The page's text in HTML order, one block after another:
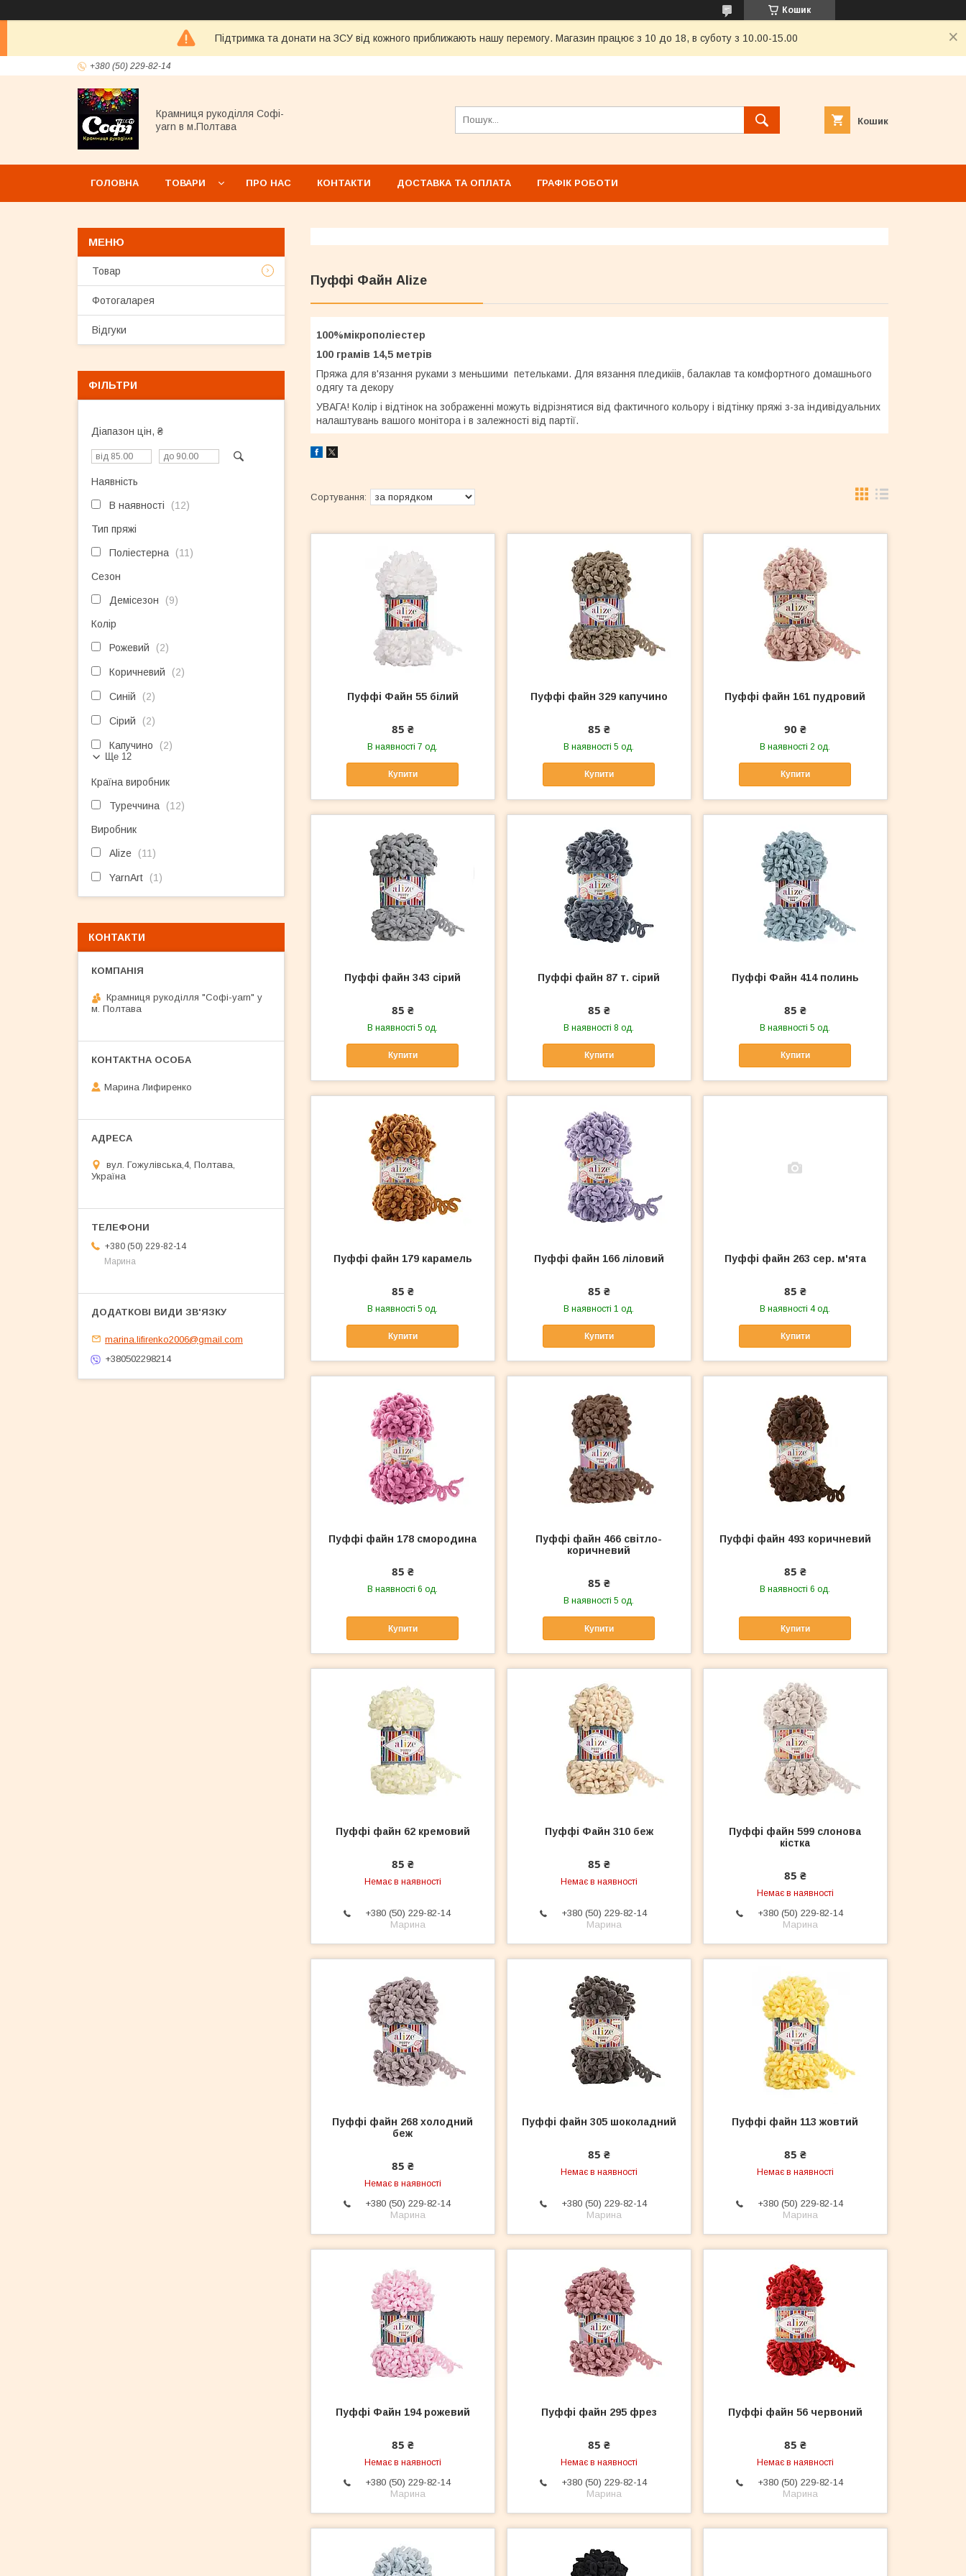
Кошик
Підтримка та донати на ЗСУ від кожного приближають нашу перемогу. Магазин працює з 10 до 18, в суботу з 10.00-15.00
+380 (50) 229-82-14
Крамниця рукоділля Софі-
yarn в м.Полтава
Кошик
ГОЛОВНА ТОВАРИ ПРО НАС КОНТАКТИ ДОСТАВКА ТА ОПЛАТА ГРАФІК РОБОТИ
Пуффі Файн Alize
100%мікрополіестер
100 грамів 14,5 метрів
Пряжа для в'язання руками з меньшими петельками. Для вязання пледикіів, балаклав та комфортного домашнього
одягу та декору
УВАГА! Колір і відтінок на зображенні можуть відрізнятися від фактичного кольору і відтінку пряжі з-за індивідуальних
налаштувань вашого монітора і в залежності від партії.
Пуффі Файн 55 білий
85 ₴
В наявності 7 од.
Купити
Пуффі файн 329 капучино
85 ₴
В наявності 5 од.
Купити
Пуффі файн 161 пудровий
90 ₴
В наявності 2 од.
Купити
Пуффі файн 343 сірий
85 ₴
В наявності 5 од.
Купити
Пуффі файн 87 т. сірий
85 ₴
В наявності 8 од.
Купити
Пуффі Файн 414 полинь
85 ₴
В наявності 5 од.
Купити
Пуффі файн 179 карамель
85 ₴
В наявності 5 од.
Купити
Пуффі файн 166 ліловий
85 ₴
В наявності 1 од.
Купити
Пуффі файн 263 сер. м'ята
85 ₴
В наявності 4 од.
Купити
Пуффі файн 178 смородина
85 ₴
В наявності 6 од.
Купити
Пуффі файн 466 світло-
коричневий
85 ₴
В наявності 5 од.
Купити
Пуффі файн 493 коричневий
85 ₴
В наявності 6 од.
Купити
Пуффі файн 62 кремовий
85 ₴
Немає в наявності
+380 (50) 229-82-14
Марина
Пуффі Файн 310 беж
85 ₴
Немає в наявності
+380 (50) 229-82-14
Марина
Пуффі файн 599 слонова
кістка
85 ₴
Немає в наявності
+380 (50) 229-82-14
Марина
Пуффі файн 268 холодний
беж
85 ₴
Немає в наявності
+380 (50) 229-82-14
Марина
Пуффі файн 305 шоколадний
85 ₴
Немає в наявності
+380 (50) 229-82-14
Марина
Пуффі файн 113 жовтий
85 ₴
Немає в наявності
+380 (50) 229-82-14
Марина
Пуффі Файн 194 рожевий
85 ₴
Немає в наявності
+380 (50) 229-82-14
Марина
Пуффі файн 295 фрез
85 ₴
Немає в наявності
+380 (50) 229-82-14
Марина
Пуффі файн 56 червоний
85 ₴
Немає в наявності
+380 (50) 229-82-14
Марина
Товар
Фотогаларея
Відгуки
ФІЛЬТРИ
Діапазон цін, ₴
Наявність
В наявності 12
Тип пряжі
Поліестерна 11
Сезон
Демісезон 9
Колір
Рожевий 2
Коричневий 2
Синій 2
Сірий 2
Капучино 2
Ще 12
Країна виробник
Туреччина 12
Виробник
Alize 11
YarnArt 1
КОНТАКТИ
Крамниця рукоділля "Софі-yarn" у
м. Полтава
Марина Лифиренко
вул. Гожулівська,4, Полтава,
Україна
+380 (50) 229-82-14
Марина
marina.lifirenko2006@gmail.com
+380502298214